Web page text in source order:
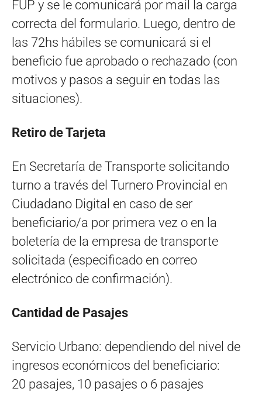
FUP y se le comunicará por mail la carga
correcta del formulario. Luego, dentro de
las 72hs hábiles se comunicará si el
beneficio fue aprobado o rechazado (con
motivos y pasos a seguir en todas las
situaciones).
Retiro de Tarjeta
En Secretaría de Transporte solicitando
turno a través del Turnero Provincial en
Ciudadano Digital en caso de ser
beneficiario/a por primera vez o en la
boletería de la empresa de transporte
solicitada (especificado en correo
electrónico de confirmación).
Cantidad de Pasajes
Servicio Urbano: dependiendo del nivel de
ingresos económicos del beneficiario:
20 pasajes, 10 pasajes o 6 pasajes